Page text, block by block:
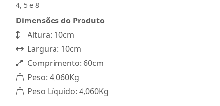
4, 5 e 8
Dimensões do Produto
Altura: 10cm
Largura: 10cm
Comprimento: 60cm
Peso: 4,060Kg
Peso Líquido: 4,060Kg